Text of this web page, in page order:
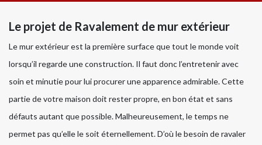
Le projet de Ravalement de mur extérieur
Le mur extérieur est la première surface que tout le monde voit
lorsqu’il regarde une construction. Il faut donc l’entretenir avec
soin et minutie pour lui procurer une apparence admirable. Cette
partie de votre maison doit rester propre, en bon état et sans
défauts autant que possible. Malheureusement, le temps ne
permet pas qu’elle le soit éternellement. D’où le besoin de ravaler